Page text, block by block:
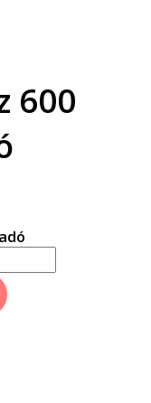
600